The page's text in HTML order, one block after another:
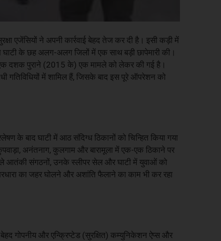
एजेंसियों ने अपनी कार्रवाई बेहद तेज कर दी है। इसी कड़ी में
के छह अलग-अलग जिलों में एक साथ बड़ी छापेमारी की।
एक दशक पुराने (2015 के) एक मामले को लेकर की गई है।
गतिविधियों में शामिल हैं, जिसके बाद इस पूरे ऑपरेशन को
के बाद घाटी में आठ संदिग्ध ठिकानों को चिन्हित किया गया
अनंतनाग, कुलगाम और बारामूला में एक-एक ठिकाने पर
आतंकी संगठनों, उनके स्लीपर सेल और घाटी में युवाओं को
का जहर घोलने और अशांति फैलाने का काम भी कर रहा
गोपनीय और एन्क्रिप्टेड (सुरक्षित) कम्युनिकेशन ऐप्स और